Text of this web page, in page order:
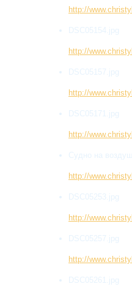
http://
DSC05154.jpg
http://
DSC05157.jpg
http://
DSC05171.jpg
http://
Судно на
http://
DSC05253.jpg
http://
DSC05257.jpg
http://
DSC05261.jpg